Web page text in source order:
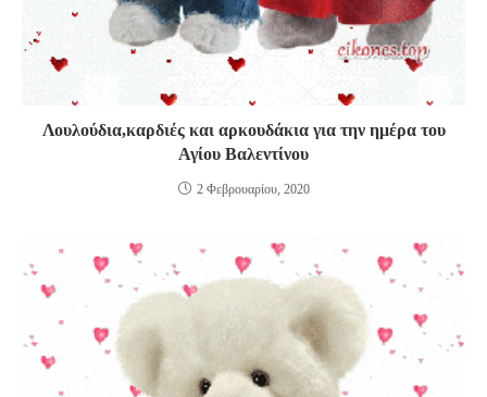
Λουλούδια,καρδιές και αρκουδάκια για την ημέρα του
Αγίου Βαλεντίνου
2 Φεβρουαρίου, 2020